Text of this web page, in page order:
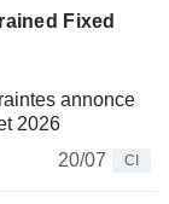
Fixed
annonce
2026
20/07
CI